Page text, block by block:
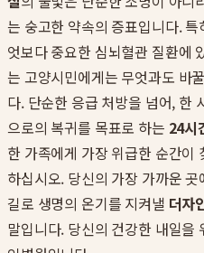
는 숭고한 약속의 증표입니다.
엇보다 중요한 심뇌혈관 질환에
는 고양시민에게는 무엇과도 바
다. 단순한 응급 처방을 넘어, 한
으로의 복귀를 목표로 하는 24시
한 가족에게 가장 위급한 순간이
하십시오. 당신의 가장 가까운
길로 생명의 온기를 지켜낼 더자
말입니다. 당신의 건강한 내일을